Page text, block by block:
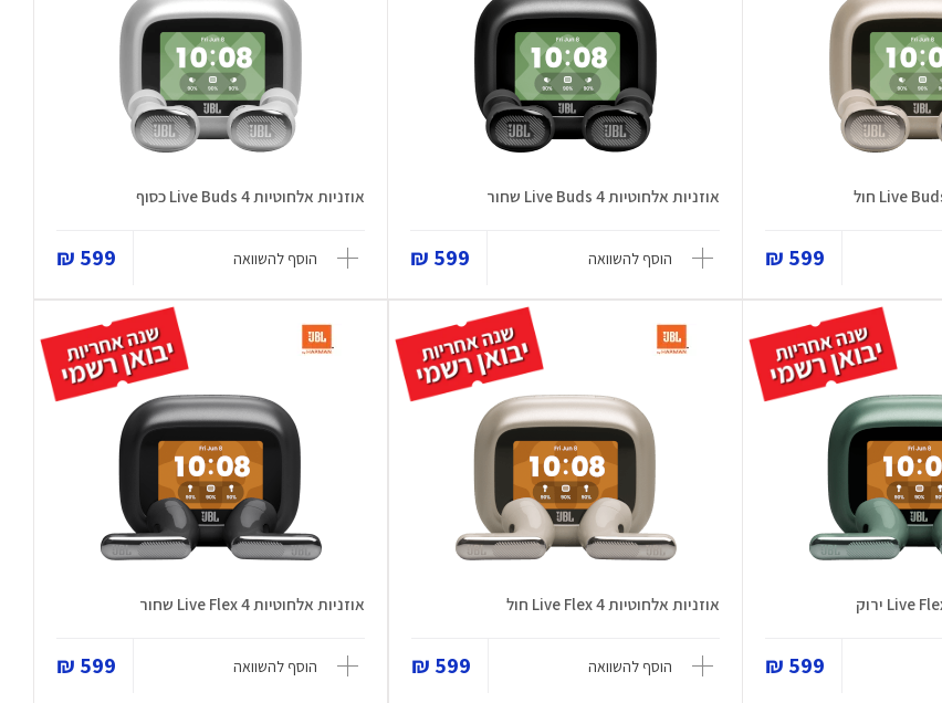
599 ₪
אוזניות אלחוטיות Live Buds 4 שחור
הוסף להשוואה 599 ₪
אוזניות אלחוטיות Live Buds 4 כסוף
הוסף להשוואה 599 ₪
599 ₪
אוזניות אלחוטיות Live Flex 4 חול
הוסף להשוואה 599 ₪
אוזניות אלחוטיות Live Flex 4 שחור
הוסף להשוואה 599 ₪